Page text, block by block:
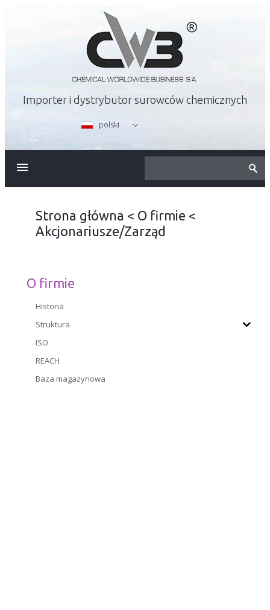
Importer i dystrybutor surowców chemicznych
polski
CERTYFIKATY
BEZPIECZEŃSTWO INFORMACJI
Strona główna < O firmie<
Akcjonariusze/Zarząd
O firmie
Historia
Struktura
ISO
REACH
Baza magazynowa